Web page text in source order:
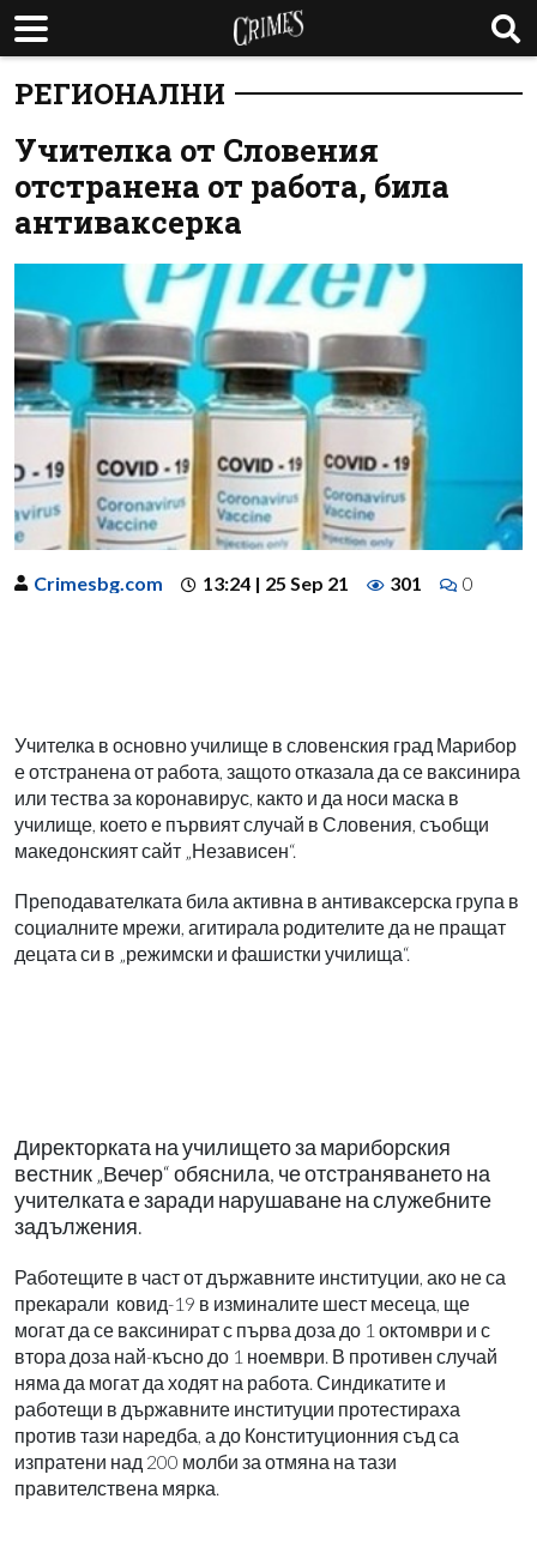
РЕГИОНАЛНИ
Учителка от Словения
отстранена от работа, била
антиваксерка
Crimesbg.com 13:24 | 25 Sep 21 301 0
Учителка в основно училище в словенския град Марибор
е отстранена от работа, защото отказала да се ваксинира
или тества за коронавирус, както и да носи маска в
училище, което е първият случай в Словения, съобщи
македонският сайт „Независен“.
Преподавателката била активна в антиваксерска група в
социалните мрежи, агитирала родителите да не пращат
децата си в „ режимски и фашистки училища“.
Директорката на училището за мариборския
вестник „Вечер“ обяснила, че отстраняването на
учителката е заради нарушаване на служебните
задължения.
Работещите в част от държавните институции, ако не са
прекарали ковид-19 в изминалите шест месеца, ще
могат да се ваксинират с първа доза до 1 октомври и с
втора доза най-късно до 1 ноември. В противен случай
няма да могат да ходят на работа. Синдикатите и
работещи в държавните институции протестираха
против тази наредба, а до Конституционния съд са
изпратени над 200 молби за отмяна на тази
правителствена мярка.